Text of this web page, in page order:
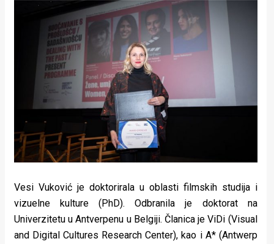
Vesi Vuković je doktorirala u oblasti filmskih studija i
vizuelne kulture (PhD). Odbranila je doktorat na
Univerzitetu u Antverpenu u Belgiji. Članica je ViDi (Visual
and Digital Cultures Research Center), kao i A* (Antwerp